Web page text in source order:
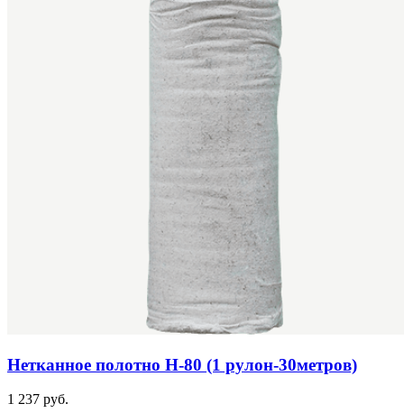
Нетканное полотно Н-80 (1 рулон-30метров)
1 237 руб.